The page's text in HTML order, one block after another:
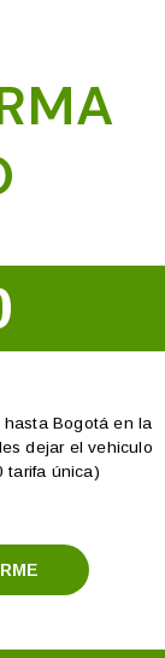
Bogotá en la
dejar el vehiculo
tarifa única)